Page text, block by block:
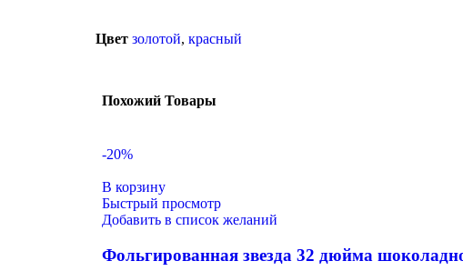
Цвет золотой, красный
Похожий Товары
-20%
В корзину
Быстрый просмотр
Добавить в список желаний
Фольгированная звезда 32 дюйма